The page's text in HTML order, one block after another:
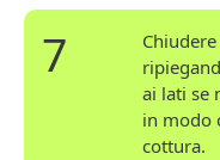
7
ai lati se
in modo
cottura.